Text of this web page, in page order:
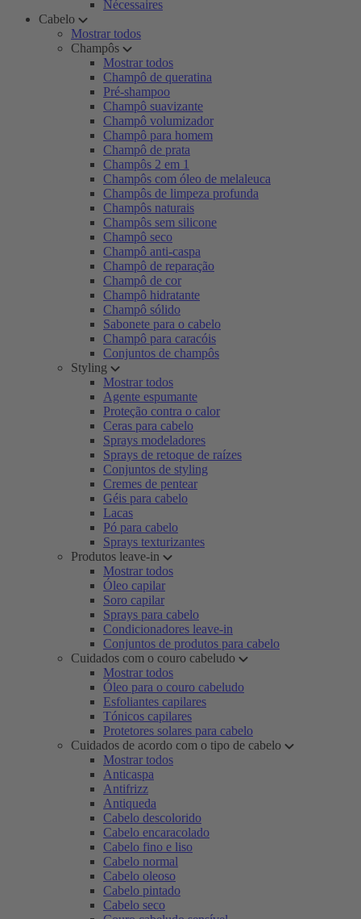
Nécessaires
Cabelo
Mostrar todos
Champôs
Mostrar todos
Champô de queratina
Pré-shampoo
Champô suavizante
Champô volumizador
Champô para homem
Champô de prata
Champôs 2 em 1
Champôs com óleo de melaleuca
Champôs de limpeza profunda
Champôs naturais
Champôs sem silicone
Champô seco
Champô anti-caspa
Champô de reparação
Champô de cor
Champô hidratante
Champô sólido
Sabonete para o cabelo
Champô para caracóis
Conjuntos de champôs
Styling
Mostrar todos
Agente espumante
Proteção contra o calor
Ceras para cabelo
Sprays modeladores
Sprays de retoque de raízes
Conjuntos de styling
Cremes de pentear
Géis para cabelo
Lacas
Pó para cabelo
Sprays texturizantes
Produtos leave-in
Mostrar todos
Óleo capilar
Soro capilar
Sprays para cabelo
Condicionadores leave-in
Conjuntos de produtos para cabelo
Cuidados com o couro cabeludo
Mostrar todos
Óleo para o couro cabeludo
Esfoliantes capilares
Tónicos capilares
Protetores solares para cabelo
Cuidados de acordo com o tipo de cabelo
Mostrar todos
Anticaspa
Antifrizz
Antiqueda
Cabelo descolorido
Cabelo encaracolado
Cabelo fino e liso
Cabelo normal
Cabelo oleoso
Cabelo pintado
Cabelo seco